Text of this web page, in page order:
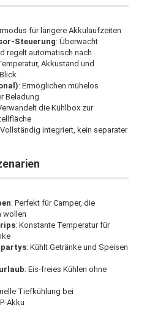
für längere Akkulaufzeiten
Steuerung: Überwacht
regelt automatisch nach
Akkustand und
: Ermöglichen mühelos
Beladung
die Kühlbox zur
integriert, kein separater
: Perfekt für Camper, die
wollen
: Konstante Temperatur für
: Kühlt Getränke und Speisen
: Eis-freies Kühlen ohne
Tiefkühlung bei
Akku